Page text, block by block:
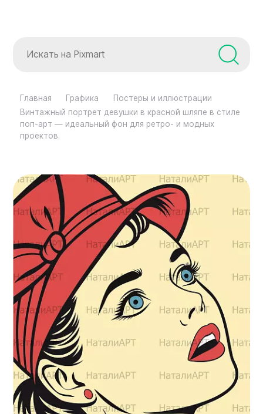
Главная Графика
Постеры и иллюстрации
Винтажный портрет девушки в красной шляпе в стиле
поп-арт — идеальный фон для ретро- и модных
проектов.